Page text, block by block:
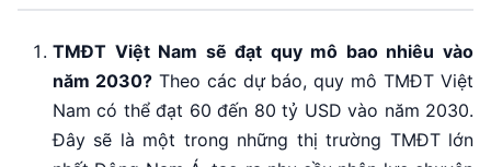
TMĐT Việt Nam sẽ đạt quy mô bao nhiêu vào
năm 2030?Theo các dự báo, quy mô TMĐT Việt
Nam có thể đạt 60 đến 80 tỷ USD vào năm 2030.
Đây sẽ là một trong những thị trường TMĐT lớn